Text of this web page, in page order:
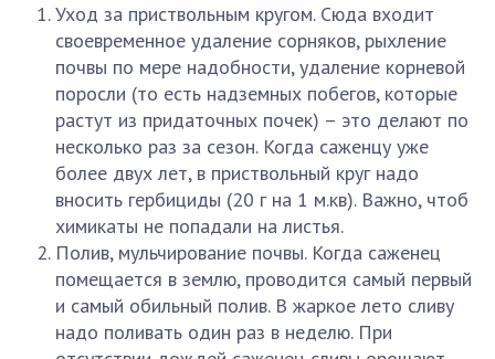
Уход за приствольным кругом. Сюда входит
своевременное удаление сорняков, рыхление
почвы по мере надобности, удаление корневой
поросли (то есть надземных побегов, которые
растут из придаточных почек) – это делают по
несколько раз за сезон. Когда саженцу уже
более двух лет, в приствольный круг надо
вносить гербициды (20 г на 1 м.кв). Важно, чтоб
химикаты не попадали на листья.
Полив, мульчирование почвы. Когда саженец
помещается в землю, проводится самый первый
и самый обильный полив. В жаркое лето сливу
надо поливать один раз в неделю. При